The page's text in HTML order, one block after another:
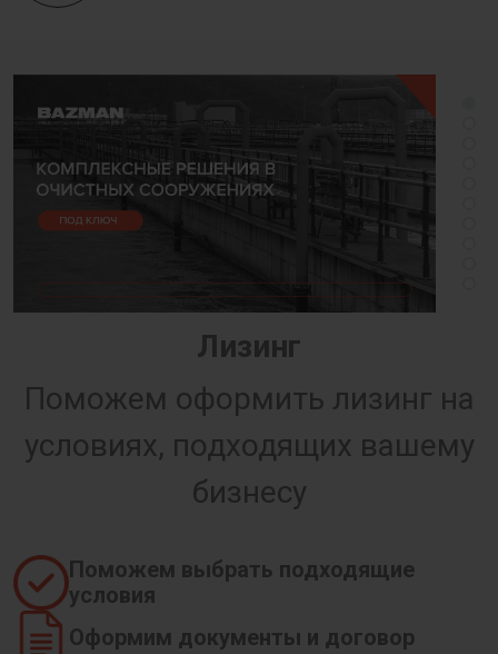
Лизинг
Поможем оформить лизинг на
условиях, подходящих вашему
бизнесу
Поможем выбрать подходящие
условия
Оформим документы и договор